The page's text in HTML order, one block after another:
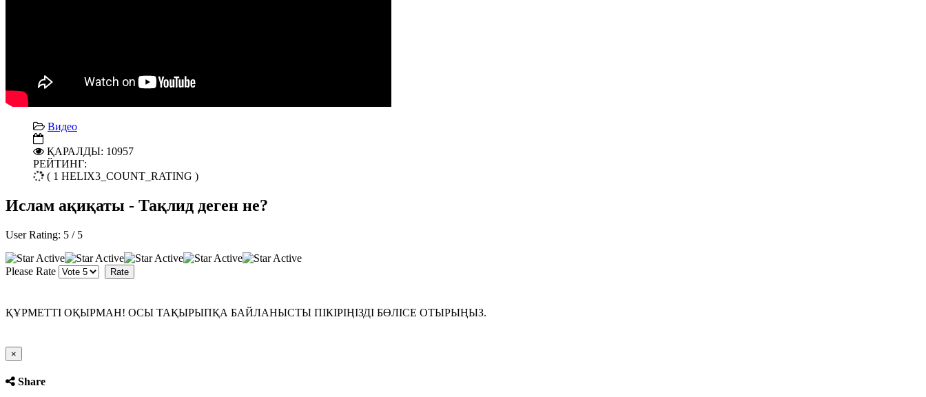
Видео
ҚАРАЛДЫ: 10957
РЕЙТИНГ:
( 1 HELIX3_COUNT_RATING )
Ислам ақиқаты - Тақлид деген не?
User Rating: 5 / 5
Please Rate
ҚҰРМЕТТІ ОҚЫРМАН! ОСЫ ТАҚЫРЫПҚА БАЙЛАНЫСТЫ ПІКІРІҢІЗДІ БӨЛІСЕ ОТЫРЫҢЫЗ.
×
Share